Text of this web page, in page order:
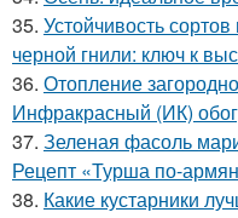
35. Устойчивость
черной гнили: ключ к
36. Отопление
Инфракрасный (ИК)
37. Зеленая фасоль
Рецепт «Турша по-
38. Какие кустарники